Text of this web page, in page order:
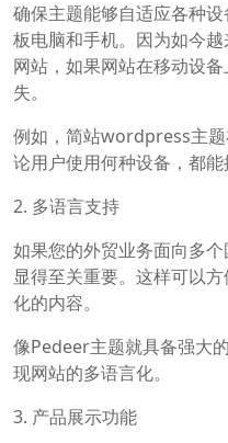
确保主题能够自适应各种
板电脑和手机。因为如今
网站，如果网站在移动设
失。
例如，简站wordpress主
论用户使用何种设备，都能
2. 多语言支持
如果您的外贸业务面向多
显得至关重要。这样可以
化的内容。
像Pedeer主题就具备强大
现网站的多语言化。
3. 产品展示功能